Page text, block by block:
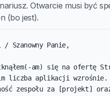
Otwarcie musi być
(bo jest).
/ Szanowny Panie,
am) się na ofertę
liczba aplikacji wzrośnie.
zespołu za [projekt]